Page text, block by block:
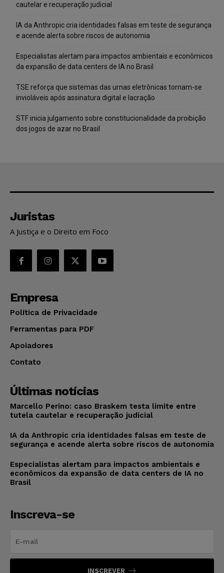
cautelar e recuperação judicial
IA da Anthropic cria identidades falsas em teste de segurança
e acende alerta sobre riscos de autonomia
Especialistas alertam para impactos ambientais e econômicos
da expansão de data centers de IA no Brasil
TSE reforça que sistemas das urnas eletrônicas tornam-se
invioláveis após assinatura digital e lacração
STF inicia julgamento sobre constitucionalidade da proibição
dos jogos de azar no Brasil
Juristas
A Justiça e o Direito em Foco
Empresa
Política de Privacidade
Ferramentas para PDF
Apoiadores
Contato
Últimas notícias
Marcello Perino: caso Braskem testa limite entre
tutela cautelar e recuperação judicial
IA da Anthropic cria identidades falsas em teste de
segurança e acende alerta sobre riscos de autonomia
Especialistas alertam para impactos ambientais e
econômicos da expansão de data centers de IA no
Brasil
Inscreva-se
INSCREVER